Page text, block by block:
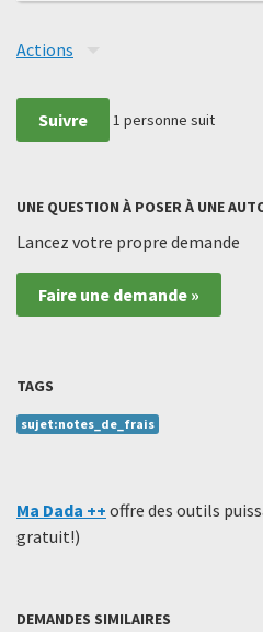
Actions
Suivre 1 personne suit
UNE QUESTION À POSER À UNE
Lancez votre propre demande
Faire une demande »
TAGS
sujet:notes_de_frais
Ma Dada ++ offre des outils
gratuit!)
DEMANDES SIMILAIRES